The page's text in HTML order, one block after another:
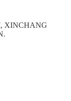
XINCHANG